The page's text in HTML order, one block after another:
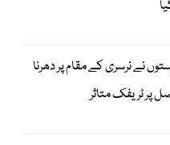
نے نرسری کے مقام پر دھرنا
پر ٹریفک متاثر